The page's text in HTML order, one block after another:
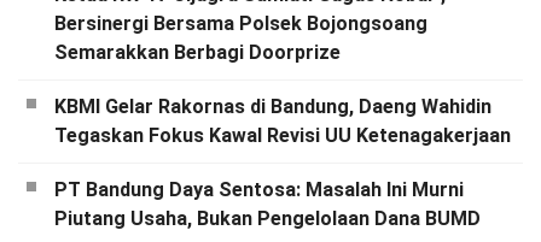
Bersinergi Bersama Polsek Bojongsoang
Semarakkan Berbagi Doorprize
KBMI Gelar Rakornas di Bandung, Daeng Wahidin
Tegaskan Fokus Kawal Revisi UU Ketenagakerjaan
PT Bandung Daya Sentosa: Masalah Ini Murni
Piutang Usaha, Bukan Pengelolaan Dana BUMD